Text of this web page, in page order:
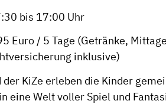
bis 17:00 Uhr
Euro / 5 Tage (Getränke,
inklusive)
der KiZe erleben die Kinder
eine Welt voller Spiel und